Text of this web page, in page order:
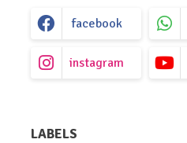
facebook
instagram
LABELS